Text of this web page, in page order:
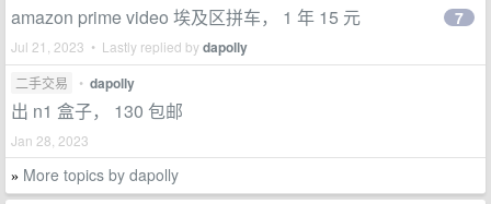
amazon prime video 埃及区拼车， 1 年 15 元
Jul 21, 2023 • Lastly replied bydapolly
7
二手交易 • dapolly
出 n1 盒子， 130 包邮
Jan 28, 2023
» More topics by dapolly